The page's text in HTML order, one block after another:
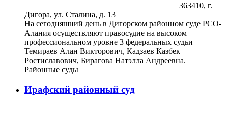
363410, г.
Дигора, ул. Сталина, д. 13
На сегодняшний день в Дигорском районном суде РСО-
Алания осуществляют правосудие на высоком
профессиональном уровне 3 федеральных судьи
Темираев Алан Викторович, Кадзаев Казбек
Ростиславович, Бирагова Натэлла Андреевна.
Районные суды
Ирафский районный суд